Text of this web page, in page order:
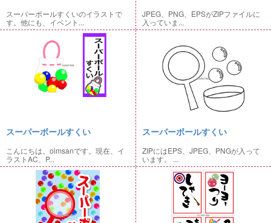
スーパーボールすくいのイラストで
す。他にも、イベント...
JPEG、PNG、EPSがZIPファイルに
入っていま...
スーパーボールすくい
こんにちは。oimsanです。現在、イ
ラストAC、P...
スーパーボールすくい
ZIPにはEPS、JPEG、PNGが入って
います。 ...